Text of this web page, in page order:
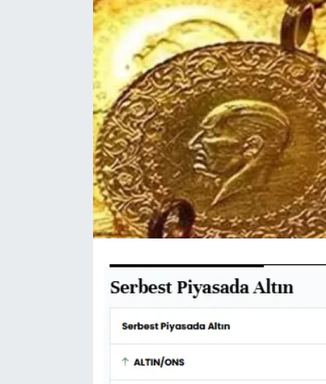
EĞİTİM
TURİZM
RÖPORTAJ
VİDEO HABERLER
YAZARLAR